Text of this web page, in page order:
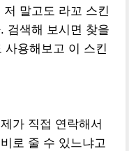
말고도 라꼬 스킨
검색해 보시면 찾을
사용해보고 이 스킨
가 직접 연락해서
로 줄 수 있느냐고